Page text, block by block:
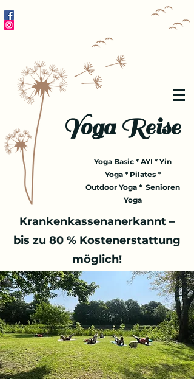
Yoga Reise
Yoga Basic * AYI * Yin
Yoga * Pilates *
Outdoor Yoga * Senioren
Yoga
Krankenkassenanerkannt –
bis zu 80 % Kostenerstattung
möglich!